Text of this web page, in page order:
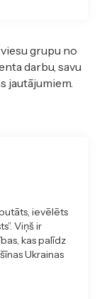
grupu no
darbu, savu
jautājumiem.
ievēlēts
Viņš ir
kas palīdz
Ukrainas